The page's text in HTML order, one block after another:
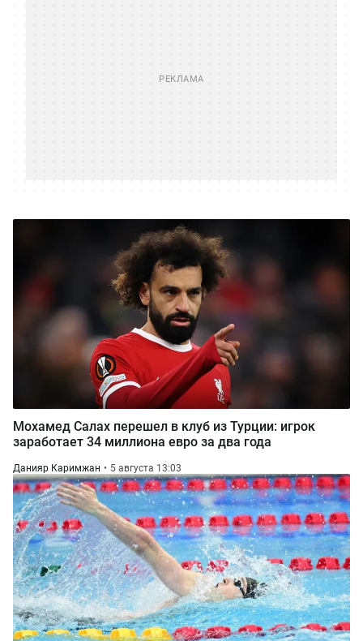
Мохамед Салах перешел в клуб из Турции: игрок
заработает 34 миллиона евро за два года
Данияр Каримжан 5 августа 13:03